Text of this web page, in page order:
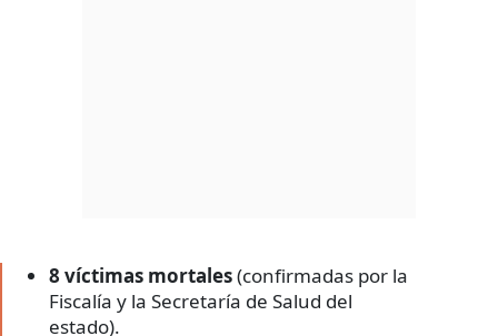
8 víctimas mortales(confirmadas por la
Fiscalía y la Secretaría de Salud del
estado).